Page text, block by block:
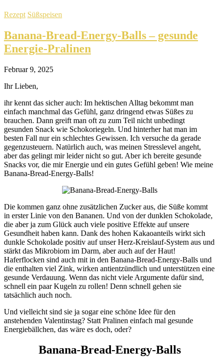
Rezept Süßspeisen
Banana-Bread-Energy-Balls – gesunde
Energie-Pralinen
Februar 9, 2025
Ihr Lieben,
ihr kennt das sicher auch: Im hektischen Alltag bekommt man
einfach manchmal das Gefühl, ganz dringend etwas Süßes zu
brauchen. Dann greift man oft zu zum Teil nicht unbedingt
gesunden Snack wie Schokoriegeln. Und hinterher hat man im
besten Fall nur ein schlechtes Gewissen. Ich versuche da gerade
gegenzusteuern. Natürlich auch, was meinen Stresslevel angeht,
aber das gelingt mir leider nicht so gut. Aber ich bereite gesunde
Snacks vor, die mir Energie und ein gutes Gefühl geben! Wie meine
Banana-Bread-Energy-Balls!
Die kommen ganz ohne zusätzlichen Zucker aus, die Süße kommt
in erster Linie von den Bananen. Und von der dunklen Schokolade,
die aber ja zum Glück auch viele positive Effekte auf unsere
Gesundheit haben kann. Dank des hohen Kakaoanteils wirkt sich
dunkle Schokolade positiv auf unser Herz-Kreislauf-System aus und
stärkt das Mikrobiom im Darm, aber auch auf der Haut!
Haferflocken sind auch mit in den Banana-Bread-Energy-Balls und
die enthalten viel Zink, wirken antientzündlich und unterstützen eine
gesunde Verdauung. Wenn das nicht viele Argumente dafür sind,
schnell ein paar Kugeln zu rollen! Denn schnell gehen sie
tatsächlich auch noch.
Und vielleicht sind sie ja sogar eine schöne Idee für den
anstehenden Valentinstag? Statt Pralinen einfach mal gesunde
Energiebällchen, das wäre es doch, oder?
Banana-Bread-Energy-Balls